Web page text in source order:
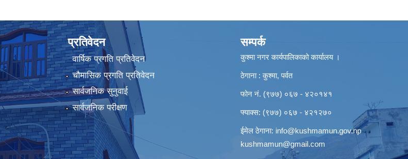
प्रतिवेदन
वार्षिक प्रगति प्रतिवेदन
चौमासिक प्रगति प्रतिवेदन
सार्वजनिक सुनुवाई
सार्वजनिक परीक्षण
सम्पर्क
कुश्मा नगर कार्यपालिकाको कार्यालय ।
ठेगाना : कुश्मा, पर्वत
फोन नं. (९७७) ०६७ - ४२०१४१
फ्याक्स: (९७७) ०६७ - ४२१२७०
ईमेल ठेगाना: info@kushmamun.gov.np
kushmamun@gmail.com